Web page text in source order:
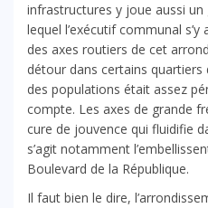
infrastructures y joue aussi
lequel l’exécutif communal
des axes routiers de cet
détour dans certains
des populations était assez
compte. Les axes de grande
cure de jouvence qui fluidifie
s’agit notamment
Boulevard de la République.
Il faut bien le dire,